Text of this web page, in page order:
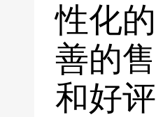
性化
善的
和好